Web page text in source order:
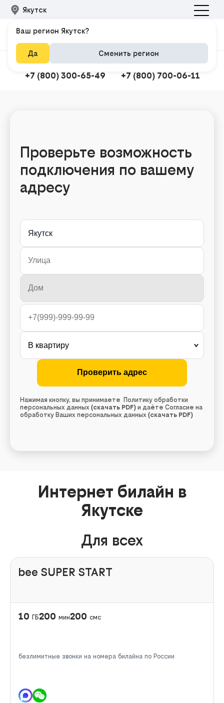
Якутск
Подключить интернет
+7 (800) 300-65-49
Техподдержка
+7 (800) 700-06-11
Проверьте возможность
подключения по вашему
адресу
Якутск
Нажимая кнопку, вы принимаете Политику обработки
персональных данных (скачать PDF) и даёте Согласие на
обработку Ваших персональных данных (скачать PDF)
Интернет билайн в
Якутске
Для всех
bee SUPER START
10 ГБ200 мин200 смс
безлимитные звонки на номера билайна по России
Ваш регион Якутск?
Да Сменить регион